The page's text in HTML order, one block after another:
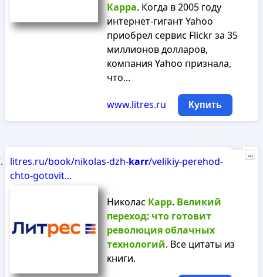
Карра. Когда в 2005 году
интернет-гигант Yahoo
приобрел сервис Flickr за 35
миллионов долларов,
компания Yahoo признала,
что...
www.litres.ru Купить
litres.ru/book/nikolas-dzh-karr/velikiy-perehod-
chto-gotovit...
Николас Карр. Великий
переход: что готовит
революцияоблачных
технологий. Все цитаты из
книги.
Реклама
...